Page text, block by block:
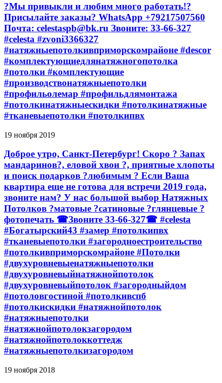
?Мы привыкли и любим много работать!?
Присылайте заказы? WhatsApp +79217507560
Почта: celestaspb@bk.ru Звоните: 33-66-327
#celesta #zvoni3366327
#натяжныепотолкивприморскомрайоне #descor
#комплектующиедлянатяжногопотолка
#потолки #комплектующие
#производствонатяжныепотолки
#профильолемар #профильдлямонтажа
#потолкинатяжныескидки #потолкинатяжные
#тканевыепотолки #потолкипвх
19 ноября 2019
Доброе утро, Санкт-Петербург! Скоро ? Запах
мандаринов?, еловой хвои ?, приятные хлопоты
и поиск подарков ?любимым ? Если Ваша
квартира еще не готова для встречи 2019 года,
звоните нам? У нас большой выбор Натяжных
Потолков ?матовые ?сатиновые ?глянцевые ?
фотопечать ☎Звоните 33-66-327☎ #celesta
#Богатырский43 #замер #потолкипвх
#тканевыепотолки #загородноестроительство
#потолкивприморскомрайоне #Потолки
#двухуровневыенатяжныепотолки
#двухуровневыйнатяжнойпотолок
#двухуровневыйпотолок #загородныйдом
#потоловгостиной #потолкивспб
#потолкискидки #натяжнойпотолок
#натяжныепотолки
#натяжнойпотолокзагородом
#натяжнойпотолоккоттедж
#натяжныепотолкизагородом
19 ноября 2018